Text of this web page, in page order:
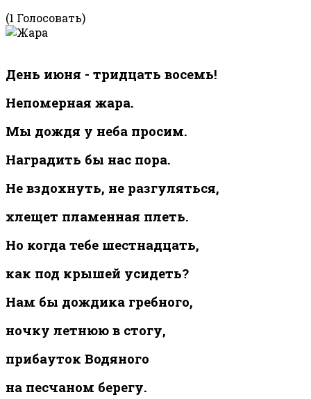
(1 Голосовать)
День июня - тридцать восемь!
Непомерная жара.
Мы дождя у неба просим.
Наградить бы нас пора.
Не вздохнуть, не разгуляться,
хлещет пламенная плеть.
Но когда тебе шестнадцать,
как под крышей усидеть?
Нам бы дождика гребного,
ночку летнюю в стогу,
прибауток Водяного
на песчаном берегу.